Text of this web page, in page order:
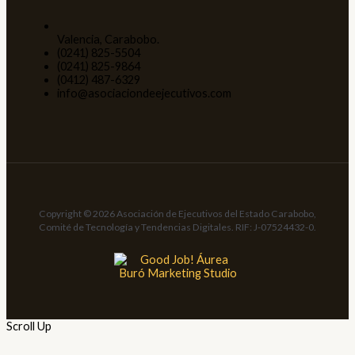
Valencia, Carabobo.
(0241) 825-5504
(0241) 825-9864
(0412) 487-6329
info@asociaciondeejecutivos.com
Copyright © 2026 Asociación de Ejecutivos del Estado Carabobo,
Comité de Tecnología y Tendencias Digitales. RIF: J-07524432-0.
Scroll Up